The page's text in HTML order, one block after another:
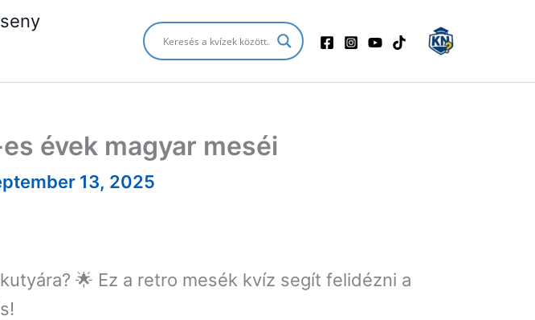
évek magyar meséi
13, 2025
🌟 Ez a retro mesék kvíz segít felidézni a